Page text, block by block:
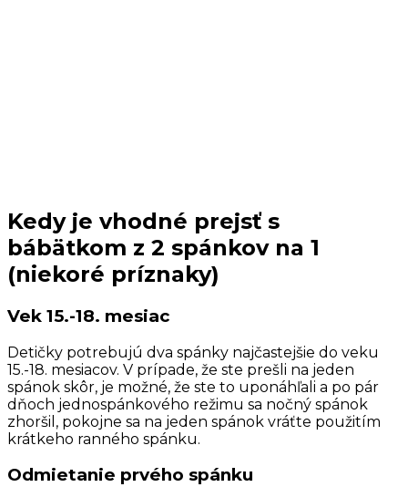
Kedy je vhodné prejsť s
bábätkom z 2 spánkov na 1
(niekoré príznaky)
Vek 15.-18. mesiac
Detičky potrebujú dva spánky najčastejšie do veku
15.-18. mesiacov. V prípade, že ste prešli na jeden
spánok skôr, je možné, že ste to uponáhľali a po pár
dňoch jednospánkového režimu sa nočný spánok
zhoršil, pokojne sa na jeden spánok vráťte použitím
krátkeho ranného spánku.
Odmietanie prvého spánku